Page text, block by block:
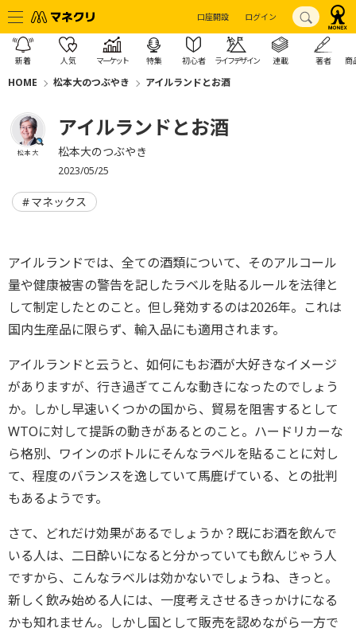
口座開設 ログイン
新着 人気 マーケット 特集 初心者 ライフデザイン 連載 著者 商
HOME 松本大のつぶやき アイルランドとお酒
松本 大
アイルランドとお酒
松本大のつぶやき
2023/05/25
マネックス
アイルランドでは、全ての酒類について、そのアルコール
量や健康被害の警告を記したラベルを貼るルールを法律と
して制定したとのこと。但し発効するのは2026年。これは
国内生産品に限らず、輸入品にも適用されます。
アイルランドと云うと、如何にもお酒が大好きなイメージ
がありますが、行き過ぎてこんな動きになったのでしょう
か。しかし早速いくつかの国から、貿易を阻害するとして
WTOに対して提訴の動きがあるとのこと。ハードリカーな
ら格別、ワインのボトルにそんなラベルを貼ることに対し
て、程度のバランスを逸していて馬鹿げている、との批判
もあるようです。
さて、どれだけ効果があるでしょうか？既にお酒を飲んで
いる人は、二日酔いになると分かっていても飲んじゃう人
ですから、こんなラベルは効かないでしょうね、きっと。
新しく飲み始める人には、一度考えさせるきっかけになる
かも知れません。しかし国として販売を認めながら一方で